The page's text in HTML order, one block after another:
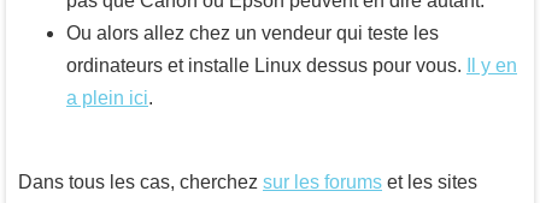
Ou alors allez chez un vendeur qui teste les
ordinateurs et installe Linux dessus pour vous.
Il y en
a plein ici.
Dans tous les cas, cherchez sur les forums et les sites